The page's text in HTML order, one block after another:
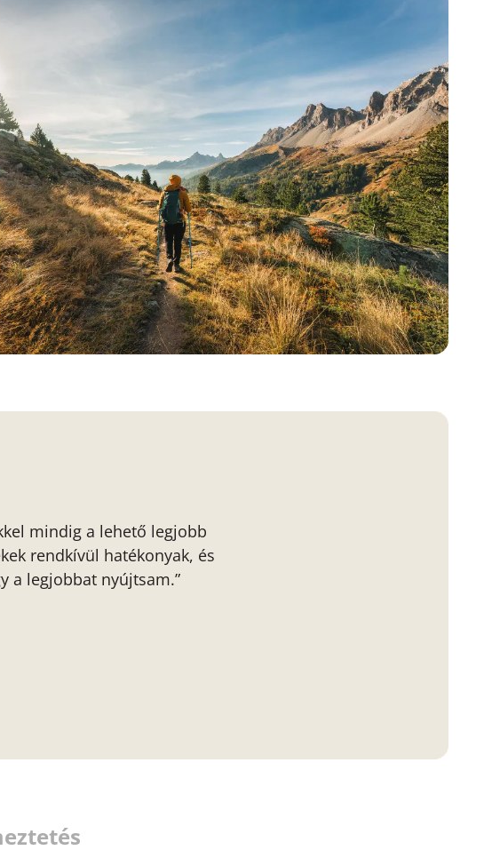
mindig a lehető legjobb
rendkívül hatékonyak, és
a legjobbat nyújtsam.”